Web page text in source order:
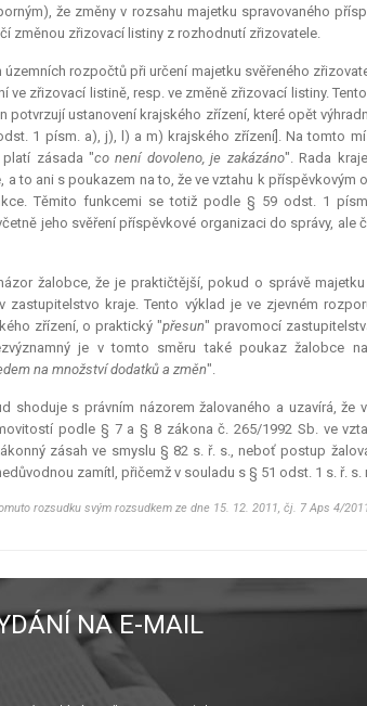
že změny v rozsahu majetku spravovaného
změnou zřizovací listiny z rozhodnutí zřizovatele.
rozpočtů při určení majetku svěřeného
ve zřizovací listině, resp. ve změně zřizovací listiny.
potvrzují ustanovení krajského zřízení, které opět
1 písm. a), j), l) a m) krajského zřízení]. Na tomto
platí zásada "co není dovoleno, je zakázáno". Rada
to ani s poukazem na to, že ve vztahu k příspěvkovým
Těmito funkcemi se totiž podle § 59 odst. 1
jeho svěření příspěvkové organizaci do správy, ale
žalobce, že je praktičtější, pokud o správě
kraje. Tento výklad je ve zjevném
zřízení, o praktický "přesun" pravomocí
je v tomto směru také poukaz žalobce
na množství dodatků a změn".
shoduje s právním názorem žalovaného a uzavírá, že
podle § 7 a § 8 zákona č. 265/1992 Sb. ve
zásah ve smyslu § 82 s. ř. s., neboť postup
zamítl, přičemž v souladu s § 51 odst. 1 s. ř.
rozsudku svým rozsudkem ze dne 15. 12. 2011, čj. 7 Aps 4/
NA E-MAIL